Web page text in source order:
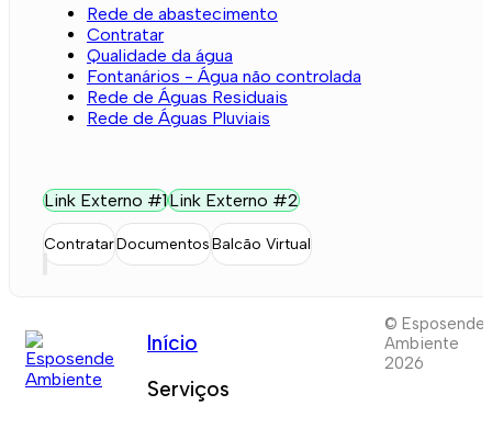
Rede de abastecimento
Contratar
Qualidade da água
Fontanários - Água não controlada
Rede de Águas Residuais
Rede de Águas Pluviais
Link Externo #1Link Externo #2
ContratarDocumentosBalcão Virtual
Início
Serviços
© Esposende
Ambiente
2026